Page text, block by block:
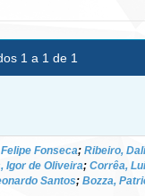
1 a 1 de 1
Fonseca; Ribeiro,
Igor de Oliveira; Corrêa,
Santos; Bozza,